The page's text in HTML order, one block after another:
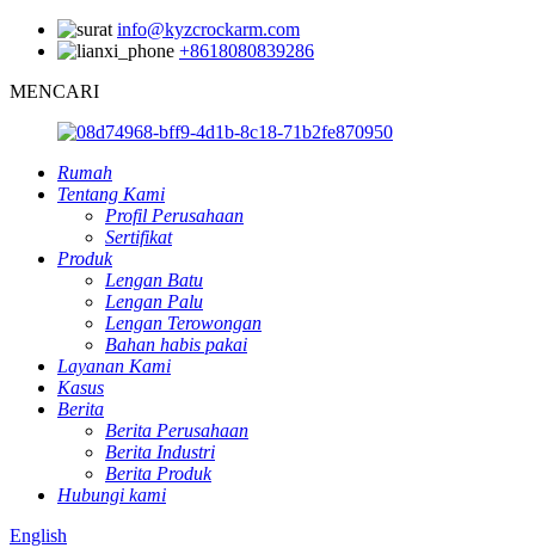
info@kyzcrockarm.com
+8618080839286
MENCARI
Rumah
Tentang Kami
Profil Perusahaan
Sertifikat
Produk
Lengan Batu
Lengan Palu
Lengan Terowongan
Bahan habis pakai
Layanan Kami
Kasus
Berita
Berita Perusahaan
Berita Industri
Berita Produk
Hubungi kami
English